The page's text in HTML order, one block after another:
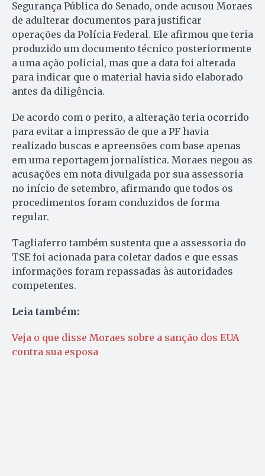
Segurança Pública do Senado, onde acusou Moraes
de adulterar documentos para justificar
operações da Polícia Federal. Ele afirmou que teria
produzido um documento técnico posteriormente
a uma ação policial, mas que a data foi alterada
para indicar que o material havia sido elaborado
antes da diligência.
De acordo com o perito, a alteração teria ocorrido
para evitar a impressão de que a PF havia
realizado buscas e apreensões com base apenas
em uma reportagem jornalística. Moraes negou as
acusações em nota divulgada por sua assessoria
no início de setembro, afirmando que todos os
procedimentos foram conduzidos de forma
regular.
Tagliaferro também sustenta que a assessoria do
TSE foi acionada para coletar dados e que essas
informações foram repassadas às autoridades
competentes.
Leia também:
Veja o que disse Moraes sobre a sanção dos EUA
contra sua esposa